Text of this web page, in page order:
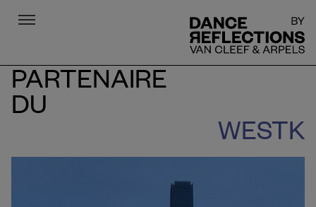
Menu
PARTENAIRE
DU
WESTK